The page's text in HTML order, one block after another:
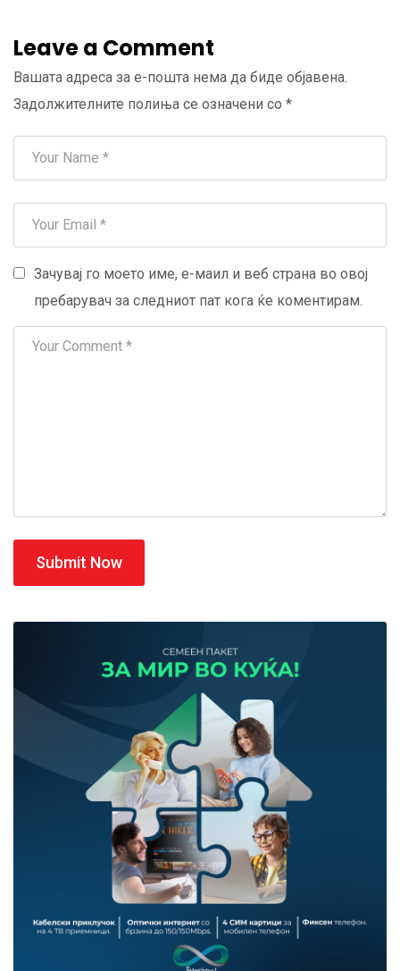
Leave a Comment
Вашата адреса за е-пошта нема да биде објавена.
Задолжителните полиња се означени со *
Зачувај го моето име, е-маил и веб страна во овој
пребарувач за следниот пат кога ќе коментирам.
Submit Now